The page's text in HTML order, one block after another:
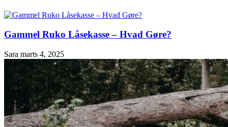
Gammel Ruko Låsekasse – Hvad Gøre?
Sara marts 4, 2025